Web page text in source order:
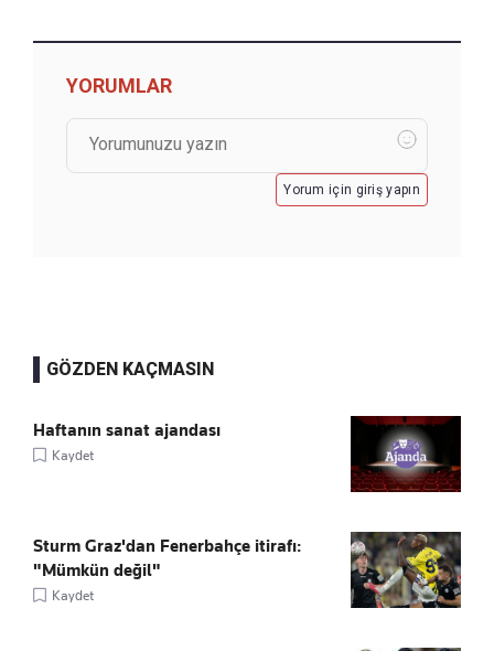
YORUMLAR
Yorum için giriş yapın
GÖZDEN KAÇMASIN
Haftanın sanat ajandası
Kaydet
Sturm Graz'dan Fenerbahçe itirafı:
"Mümkün değil"
Kaydet